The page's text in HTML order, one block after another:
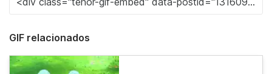
GIF relacionados